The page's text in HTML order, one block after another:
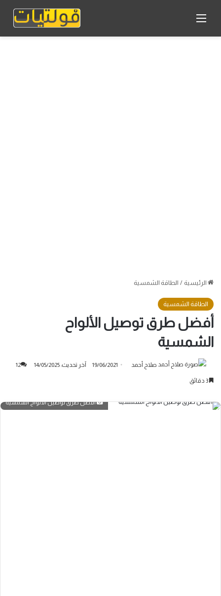
القائمة
الرئيسية / الطاقة الشمسية
الطاقة الشمسية
أفضل طرق توصيل الألواح
الشمسية
صلاح أحمد 19/06/2021 آخر تحديث: 14/05/2025 12
أفضل طرق توصيل الألواح الشمسية